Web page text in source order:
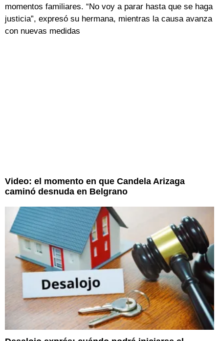
momentos familiares. “No voy a parar hasta que se haga
justicia”, expresó su hermana, mientras la causa avanza
con nuevas medidas
Video: el momento en que Candela Arizaga
caminó desnuda en Belgrano